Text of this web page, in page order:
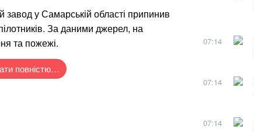
у Самарській області припинив
За даними джерел, на
та пожежі.
повністю…
07:14
07:14
07:14